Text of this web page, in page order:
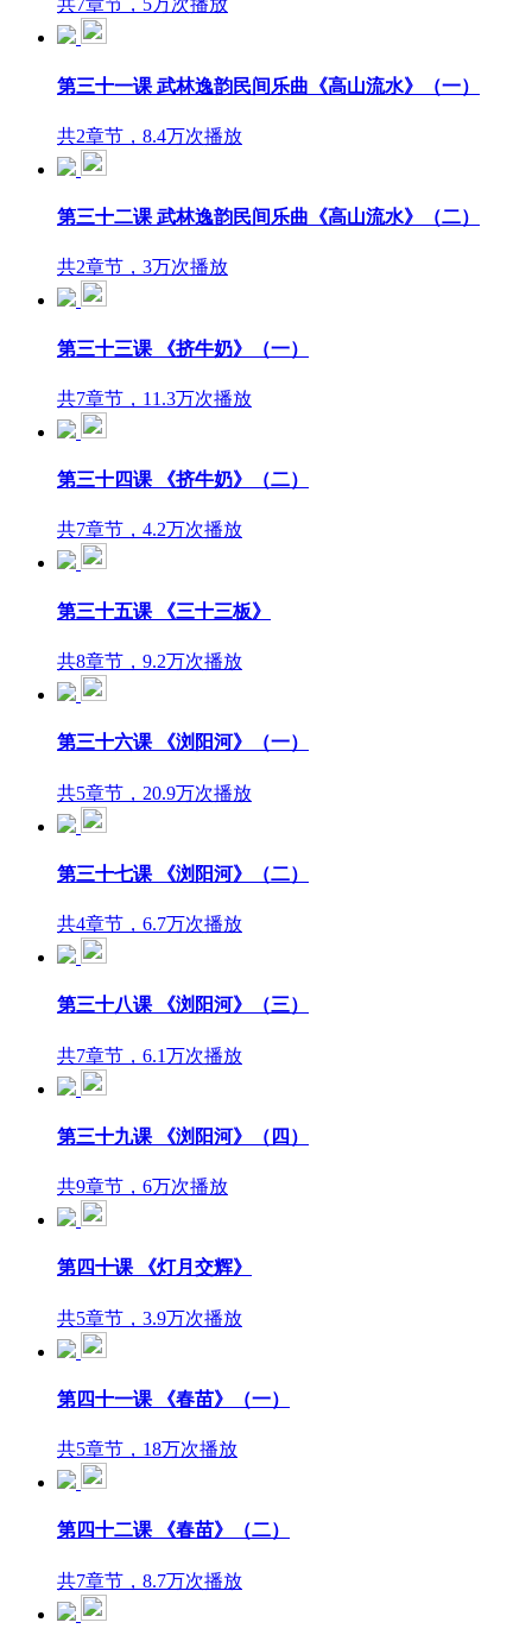
共7章节，5万次播放
第三十一课 武林逸韵民间乐曲《高山流水》（一）
共2章节，8.4万次播放
第三十二课 武林逸韵民间乐曲《高山流水》（二）
共2章节，3万次播放
第三十三课 《挤牛奶》（一）
共7章节，11.3万次播放
第三十四课 《挤牛奶》（二）
共7章节，4.2万次播放
第三十五课 《三十三板》
共8章节，9.2万次播放
第三十六课 《浏阳河》（一）
共5章节，20.9万次播放
第三十七课 《浏阳河》（二）
共4章节，6.7万次播放
第三十八课 《浏阳河》（三）
共7章节，6.1万次播放
第三十九课 《浏阳河》（四）
共9章节，6万次播放
第四十课 《灯月交辉》
共5章节，3.9万次播放
第四十一课 《春苗》（一）
共5章节，18万次播放
第四十二课 《春苗》（二）
共7章节，8.7万次播放